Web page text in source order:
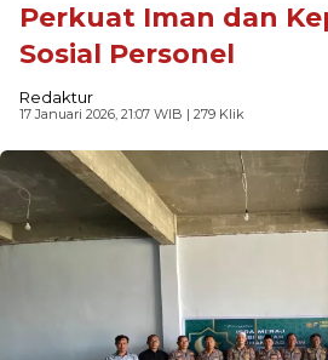
Perkuat Iman dan
Sosial Personel
Redaktur
17 Januari 2026, 21:07 WIB | 279 Klik